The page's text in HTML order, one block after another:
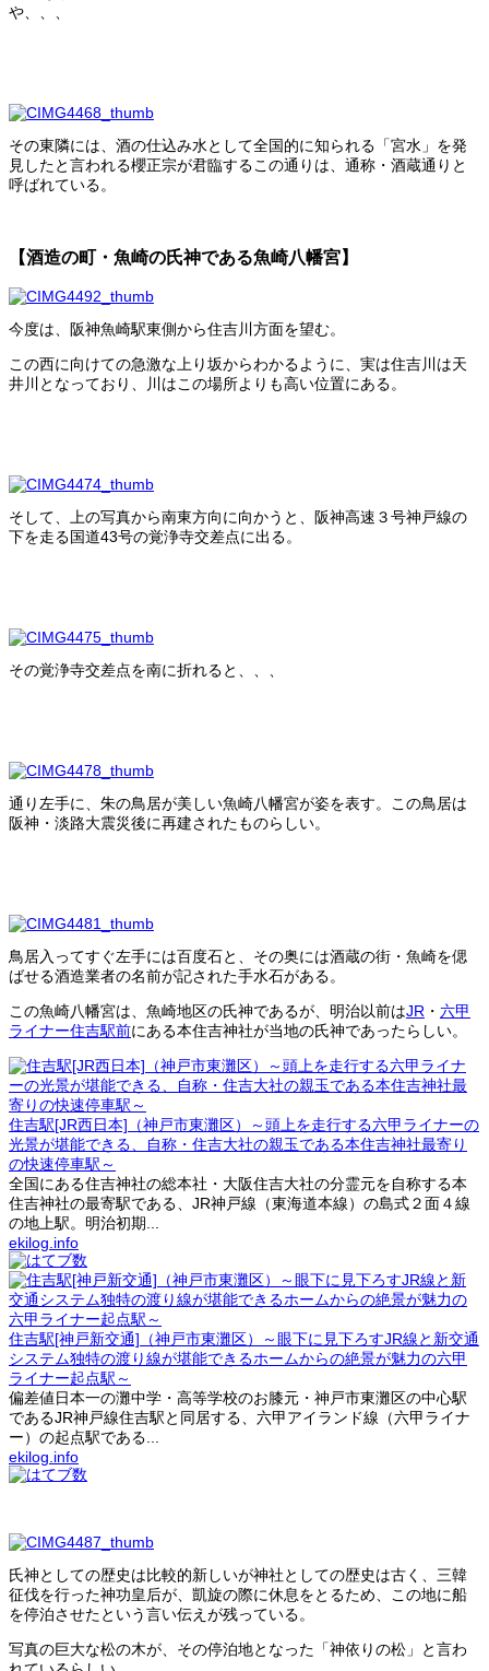
や、、、
その東隣には、酒の仕込み水として全国的に知られる「宮水」を発
見したと言われる櫻正宗が君臨するこの通りは、通称・酒蔵通りと
呼ばれている。
【酒造の町・魚崎の氏神である魚崎八幡宮】
今度は、阪神魚崎駅東側から住吉川方面を望む。
この西に向けての急激な上り坂からわかるように、実は住吉川は天
井川となっており、川はこの場所よりも高い位置にある。
そして、上の写真から南東方向に向かうと、阪神高速３号神戸線の
下を走る国道43号の覚浄寺交差点に出る。
その覚浄寺交差点を南に折れると、、、
通り左手に、朱の鳥居が美しい魚崎八幡宮が姿を表す。この鳥居は
阪神・淡路大震災後に再建されたものらしい。
鳥居入ってすぐ左手には百度石と、その奥には酒蔵の街・魚崎を偲
ばせる酒造業者の名前が記された手水石がある。
この魚崎八幡宮は、魚崎地区の氏神であるが、明治以前はJR ・ 六甲
ライナー住吉駅前にある本住吉神社が当地の氏神であったらしい。
住吉駅[JR西日本]（神戸市東灘区）～頭上を走行する六甲ライナーの
光景が堪能できる、自称・住吉大社の親玉である本住吉神社最寄り
の快速停車駅～
全国にある住吉神社の総本社・大阪住吉大社の分霊元を自称する本
住吉神社の最寄駅である、JR神戸線（東海道本線）の島式２面４線
の地上駅。明治初期...
ekilog.info
住吉駅[神戸新交通]（神戸市東灘区）～眼下に見下ろすJR線と新交通
システム独特の渡り線が堪能できるホームからの絶景が魅力の六甲
ライナー起点駅～
偏差値日本一の灘中学・高等学校のお膝元・神戸市東灘区の中心駅
であるJR神戸線住吉駅と同居する、六甲アイランド線（六甲ライナ
ー）の起点駅である...
ekilog.info
氏神としての歴史は比較的新しいが神社としての歴史は古く、三韓
征伐を行った神功皇后が、凱旋の際に休息をとるため、この地に船
を停泊させたという言い伝えが残っている。
写真の巨大な松の木が、その停泊地となった「神依りの松」と言わ